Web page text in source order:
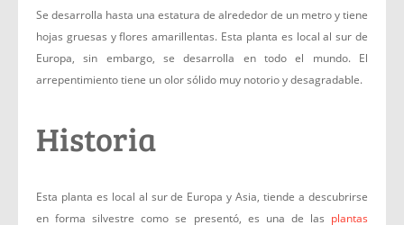
Se desarrolla hasta una estatura de alrededor de un metro y tiene
hojas gruesas y flores amarillentas. Esta planta es local al sur de
Europa, sin embargo, se desarrolla en todo el mundo. El
arrepentimiento tiene un olor sólido muy notorio y desagradable.
Historia
Esta planta es local al sur de Europa y Asia, tiende a descubrirse
en forma silvestre como se presentó, es una de las plantas